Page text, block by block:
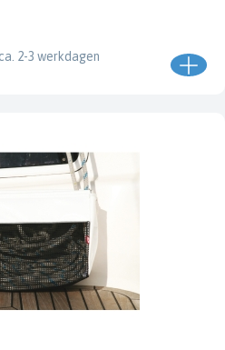
2-3 werkdagen